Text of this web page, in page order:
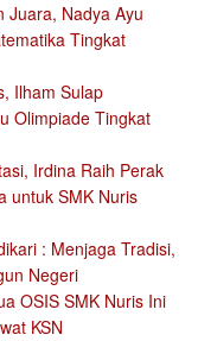
Juara, Nadya Ayu
Tingkat
Ilham Sulap
Olimpiade Tingkat
Irdina Raih Perak
untuk SMK Nuris
: Menjaga Tradisi,
Negeri
OSIS SMK Nuris Ini
KSN